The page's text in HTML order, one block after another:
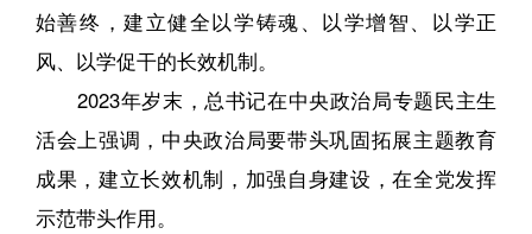
始善终，建立健全以学铸魂、以学增智、以学正
风、以学促干的长效机制。
2023年岁末，总书记在中央政治局专题民主生
活会上强调，中央政治局要带头巩固拓展主题教育
成果，建立长效机制，加强自身建设，在全党发挥
示范带头作用。